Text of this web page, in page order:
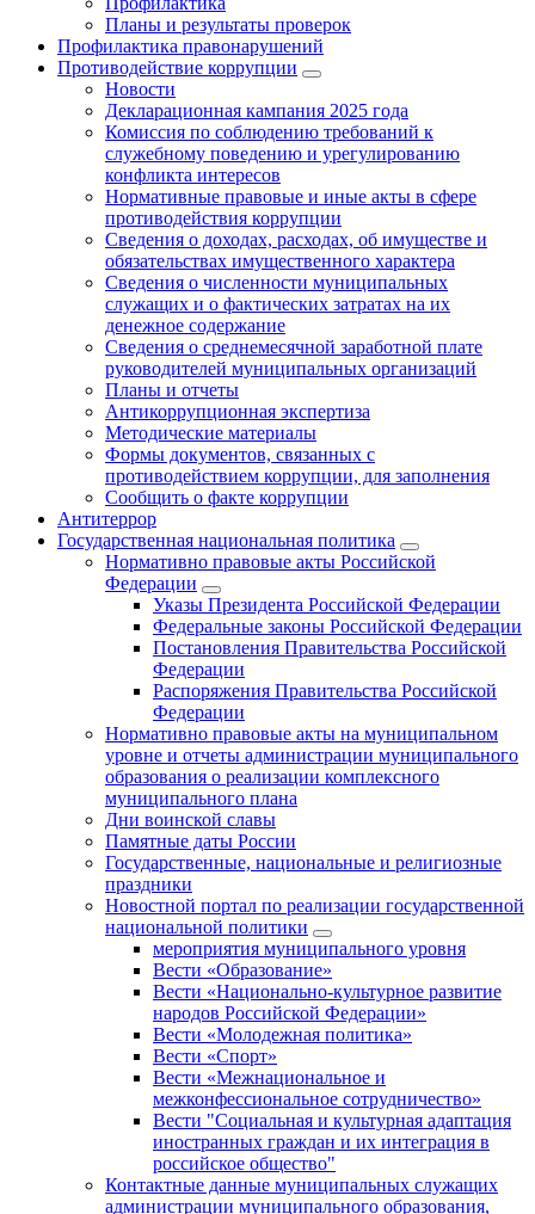
Планы и результаты проверок
Профилактика правонарушений
Противодействие коррупции
Новости
Декларационная кампания 2025 года
Комиссия по соблюдению требований к
служебному поведению и урегулированию
конфликта интересов
Нормативные правовые и иные акты в сфере
противодействия коррупции
Сведения о доходах, расходах, об имуществе и
обязательствах имущественного характера
Сведения о численности муниципальных
служащих и о фактических затратах на их
денежное содержание
Сведения о среднемесячной заработной плате
руководителей муниципальных организаций
Планы и отчеты
Антикоррупционная экспертиза
Методические материалы
Формы документов, связанных с
противодействием коррупции, для заполнения
Сообщить о факте коррупции
Антитеррор
Государственная национальная политика
Нормативно правовые акты Российской
Федерации
Указы Президента Российской Федерации
Федеральные законы Российской Федерации
Постановления Правительства Российской
Федерации
Распоряжения Правительства Российской
Федерации
Нормативно правовые акты на муниципальном
уровне и отчеты администрации муниципального
образования о реализации комплексного
муниципального плана
Дни воинской славы
Памятные даты России
Государственные, национальные и религиозные
праздники
Новостной портал по реализации государственной
национальной политики
мероприятия муниципального уровня
Вести «Образование»
Вести «Национально-культурное развитие
народов Российской Федерации»
Вести «Молодежная политика»
Вести «Спорт»
Вести «Межнациональное и
межконфессиональное сотрудничество»
Вести "Социальная и культурная адаптация
иностранных граждан и их интеграция в
российское общество"
Контактные данные муниципальных служащих
администрации муниципального образования,